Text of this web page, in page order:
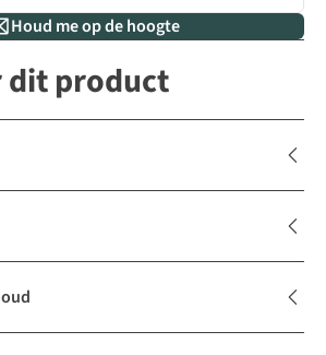
Houd me op de hoogte
dit product